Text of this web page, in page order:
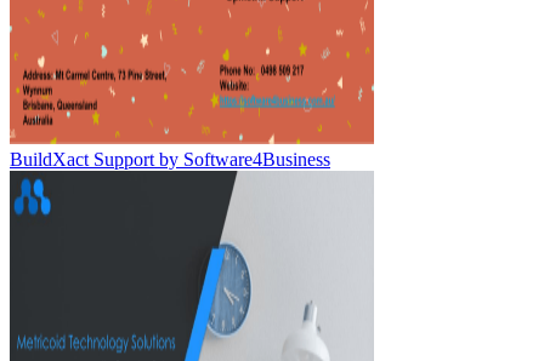
BuildXact Support by Software4Business